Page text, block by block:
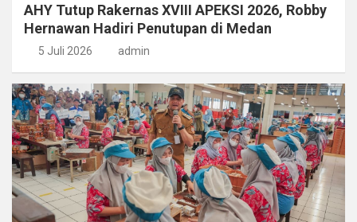
AHY Tutup Rakernas XVIII APEKSI 2026, Robby
Hernawan Hadiri Penutupan di Medan
5 Juli 2026 admin